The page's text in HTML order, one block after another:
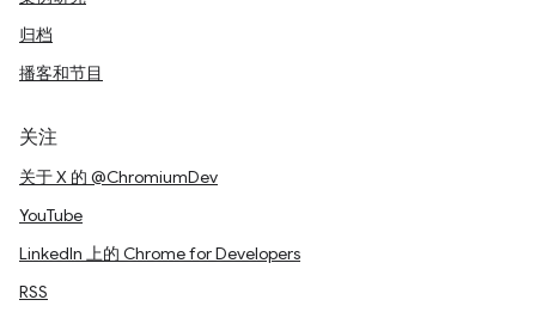
归档
播客和节目
关注
关于 X 的 @ChromiumDev
YouTube
LinkedIn 上的 Chrome for Developers
RSS